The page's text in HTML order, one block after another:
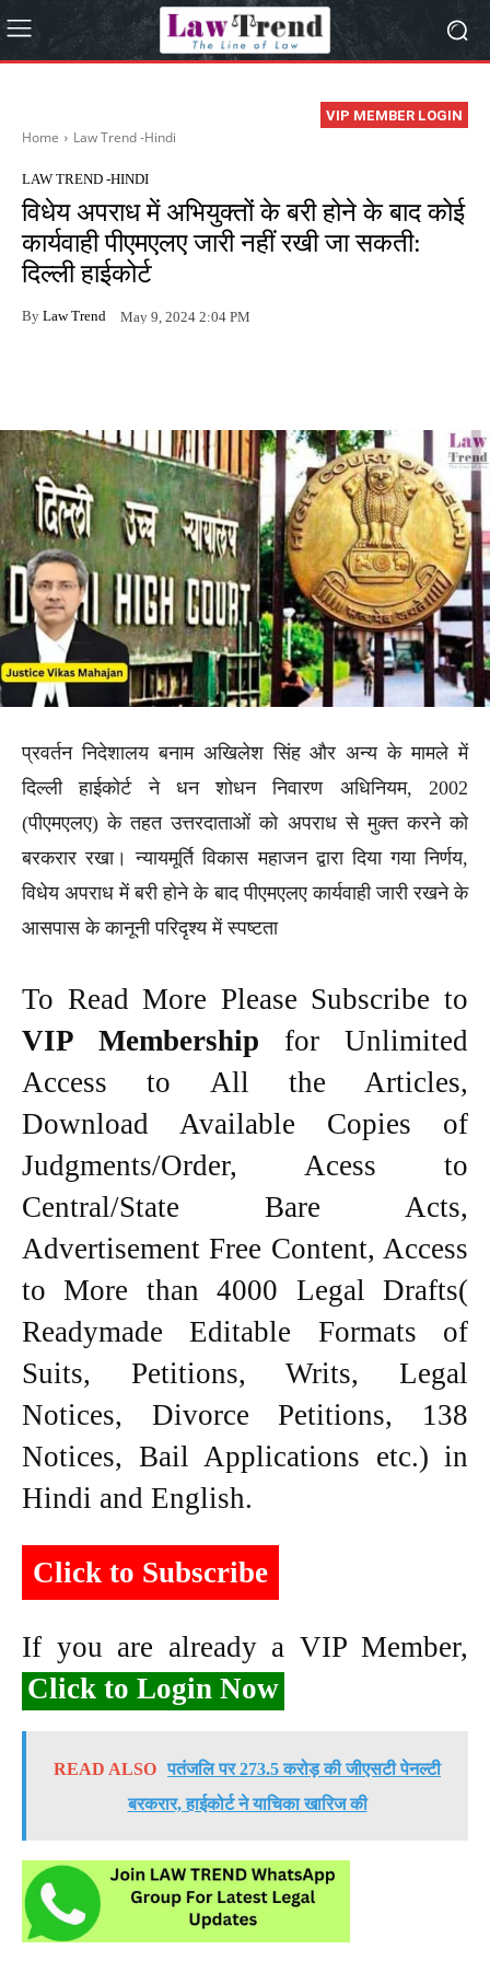
VIP MEMBER LOGIN
Home Law Trend -Hindi
LAW TREND -HINDI
विधेय अपराध में अभियुक्तों के बरी होने के बाद कोई
कार्यवाही पीएमएलए जारी नहीं रखी जा सकती:
दिल्ली हाईकोर्ट
By Law Trend May 9, 2024 2:04 PM
प्रवर्तन निदेशालय बनाम अखिलेश सिंह और अन्य के मामले में
दिल्ली हाईकोर्ट ने धन शोधन निवारण अधिनियम, 2002
(पीएमएलए) के तहत उत्तरदाताओं को अपराध से मुक्त करने को
बरकरार रखा। न्यायमूर्ति विकास महाजन द्वारा दिया गया निर्णय,
विधेय अपराध में बरी होने के बाद पीएमएलए कार्यवाही जारी रखने के
आसपास के कानूनी परिदृश्य में स्पष्टता
To Read More Please Subscribe to
VIP Membership for Unlimited
Access to All the Articles,
Download Available Copies of
Judgments/Order, Acess to
Central/State Bare Acts,
Advertisement Free Content, Access
to More than 4000 Legal Drafts(
Readymade Editable Formats of
Suits, Petitions, Writs, Legal
Notices, Divorce Petitions, 138
Notices, Bail Applications etc.) in
Hindi and English.
Click to Subscribe
If you are already a VIP Member,
Click to Login Now
READ ALSO पतंजलि पर 273.5 करोड़ की जीएसटी पेनल्टी
बरकरार, हाईकोर्ट ने याचिका खारिज की